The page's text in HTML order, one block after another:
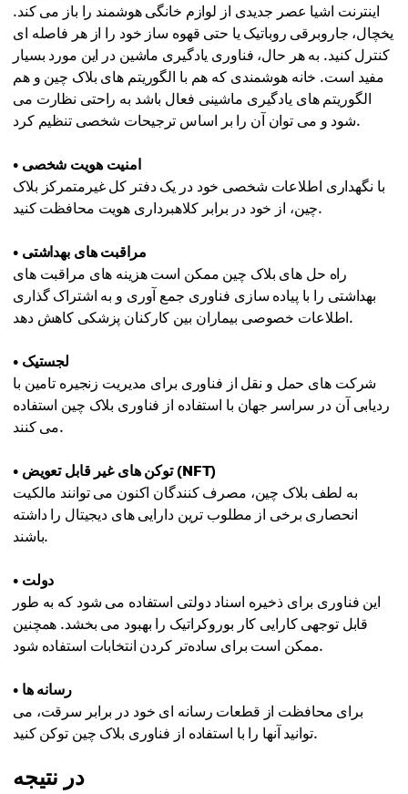
اینترنت اشیا عصر جدیدی از لوازم خانگی هوشمند را باز می کند.
یخچال، جاروبرقی روباتیک یا حتی قهوه ساز خود را از هر فاصله ای
کنترل کنید. به هر حال، فناوری یادگیری ماشین در این مورد بسیار
مفید است. خانه هوشمندی که هم با الگوریتم های بلاک چین و هم
الگوریتم های یادگیری ماشینی فعال باشد به راحتی نظارت می
شود و می توان آن را بر اساس ترجیحات شخصی تنظیم کرد.
• امنیت هویت شخصی
با نگهداری اطلاعات شخصی خود در یک دفتر کل غیرمتمرکز بلاک
چین، از خود در برابر کلاهبرداری هویت محافظت کنید.
• مراقبت های بهداشتی
راه حل های بلاک چین ممکن است هزینه های مراقبت های
بهداشتی را با پیاده سازی فناوری جمع آوری و به اشتراک گذاری
اطلاعات خصوصی بیماران بین کارکنان پزشکی کاهش دهد.
• لجستیک
شرکت های حمل و نقل از فناوری برای مدیریت زنجیره تامین با
ردیابی آن در سراسر جهان با استفاده از فناوری بلاک چین استفاده
می کنند.
• توکن های غیر قابل تعویض (NFT)
به لطف بلاک چین، مصرف کنندگان اکنون می توانند مالکیت
انحصاری برخی از مطلوب ترین دارایی های دیجیتال را داشته
باشند.
• دولت
این فناوری برای ذخیره اسناد دولتی استفاده می شود که به طور
قابل توجهی کارایی کار بوروکراتیک را بهبود می بخشد. همچنین
ممکن است برای ساده‌تر کردن انتخابات استفاده شود.
• رسانه ها
برای محافظت از قطعات رسانه ای خود در برابر سرقت، می
توانید آنها را با استفاده از فناوری بلاک چین توکن کنید.
در نتیجه